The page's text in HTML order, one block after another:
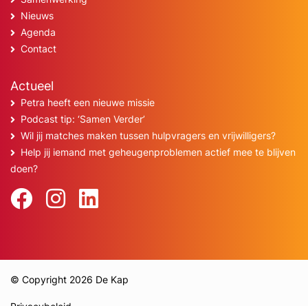
Nieuws
Agenda
Contact
Actueel
Petra heeft een nieuwe missie
Podcast tip: ‘Samen Verder’
Wil jij matches maken tussen hulpvragers en vrijwilligers?
Help jij iemand met geheugenproblemen actief mee te blijven
doen?
© Copyright 2026 De Kap